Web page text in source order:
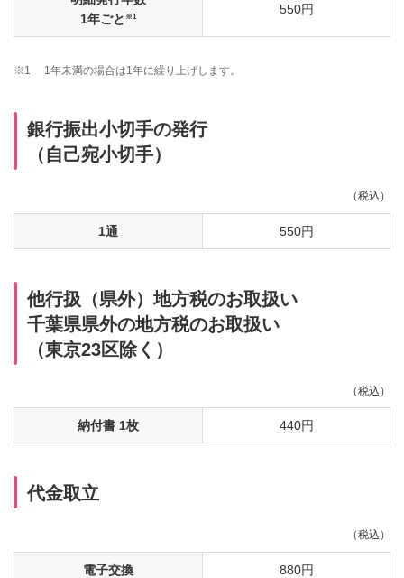
1年ごと ※1 550円
※1 1年未満の場合は1年に繰り上げします。
銀行振出小切手の発行
（自己宛小切手）
（税込）
1通 550円
他行扱（県外）地方税のお取扱い
千葉県県外の地方税のお取扱い
（東京23区除く）
（税込）
納付書 1枚 440円
代金取立
（税込）
電子交換 880円